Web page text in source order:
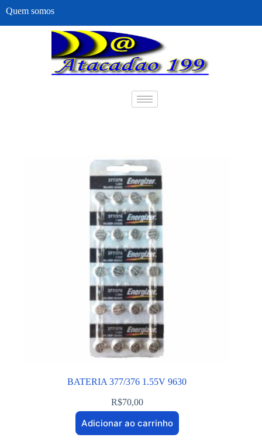
Quem somos
BATERIA 377/376 1.55V 9630
R$70,00
Adicionar ao carrinho